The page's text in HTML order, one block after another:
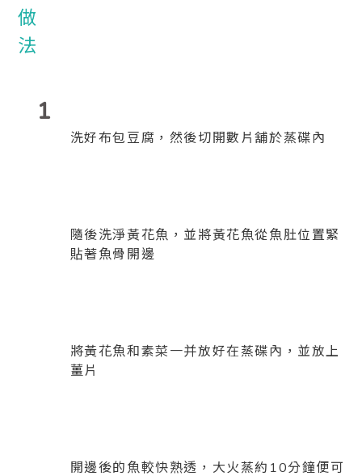
1
洗好布包豆腐，然後切開數片舖於蒸碟內
隨後洗淨黃花魚，並將黃花魚從魚肚位置緊
貼著魚骨開邊
將黃花魚和素菜一并放好在蒸碟內，並放上
薑片
開邊後的魚較快熟透，大火蒸約10分鐘便可